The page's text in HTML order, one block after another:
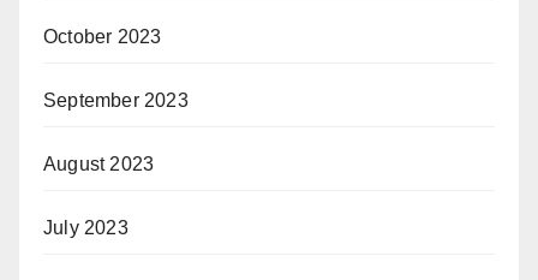
October 2023
September 2023
August 2023
July 2023